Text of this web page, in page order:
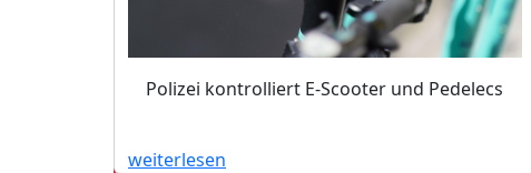
Polizei kontrolliert E-Scooter und Pedelecs
weiterlesen